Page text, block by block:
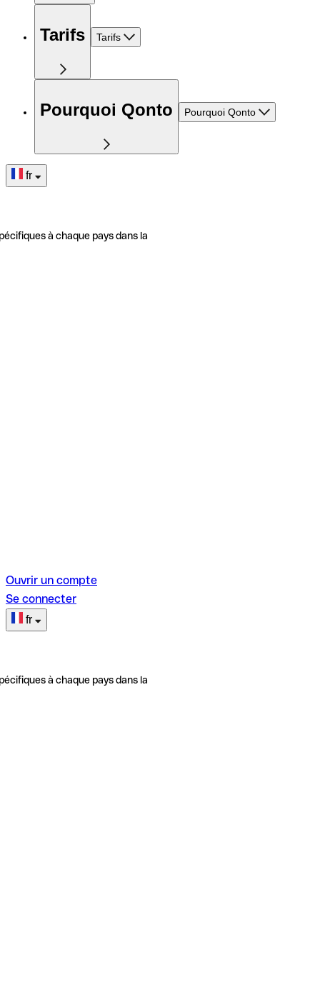
Tarifs Tarifs
Pourquoi Qonto Pourquoi Qonto
fr
à chaque pays dans la
Ouvrir un compte
Se connecter
fr
à chaque pays dans la